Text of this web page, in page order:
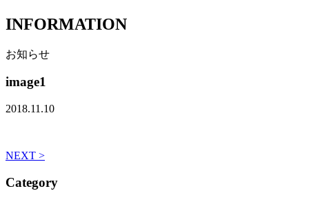
INFORMATION
お知らせ
image1
2018.11.10
NEXT >
Category